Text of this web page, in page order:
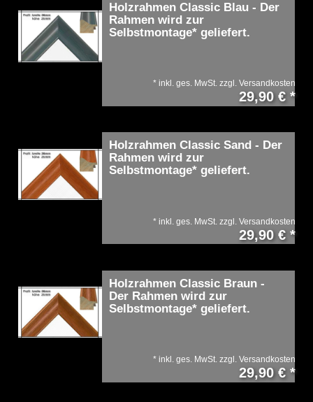
Holzrahmen Classic Blau - Der
Rahmen wird zur
Selbstmontage* geliefert.
29,90 € *
* inkl. ges. MwSt. zzgl. Versandkosten
Holzrahmen Classic Sand - Der
Rahmen wird zur
Selbstmontage* geliefert.
29,90 € *
* inkl. ges. MwSt. zzgl. Versandkosten
Holzrahmen Classic Braun -
Der Rahmen wird zur
Selbstmontage* geliefert.
29,90 € *
* inkl. ges. MwSt. zzgl. Versandkosten